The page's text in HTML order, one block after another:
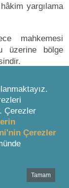
yargılama
mahkemesi
üzerine bölge
gerektiren
taraflardan biri
sebebinin
Çerezler
Çerezler
Tamam